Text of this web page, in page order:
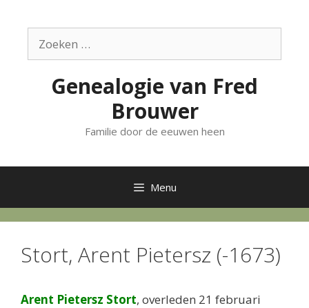
inhoudnaar:
Genealogie van Fred
Brouwer
Familie door de eeuwen heen
Menu
Stort, Arent Pietersz (-1673)
Arent Pietersz Stort, overleden 21 februari